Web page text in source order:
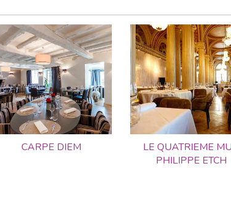
CARPE DIEM
LE QUATRIEME
PHILIPPE ETCH